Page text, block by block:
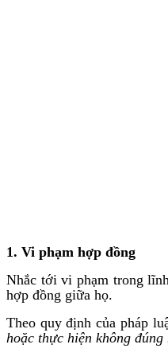
1. Vi phạm hợp đồng
Nhắc tới vi phạm trong
hợp đồng giữa họ.
Theo quy định của pháp
hoặc thực hiện không